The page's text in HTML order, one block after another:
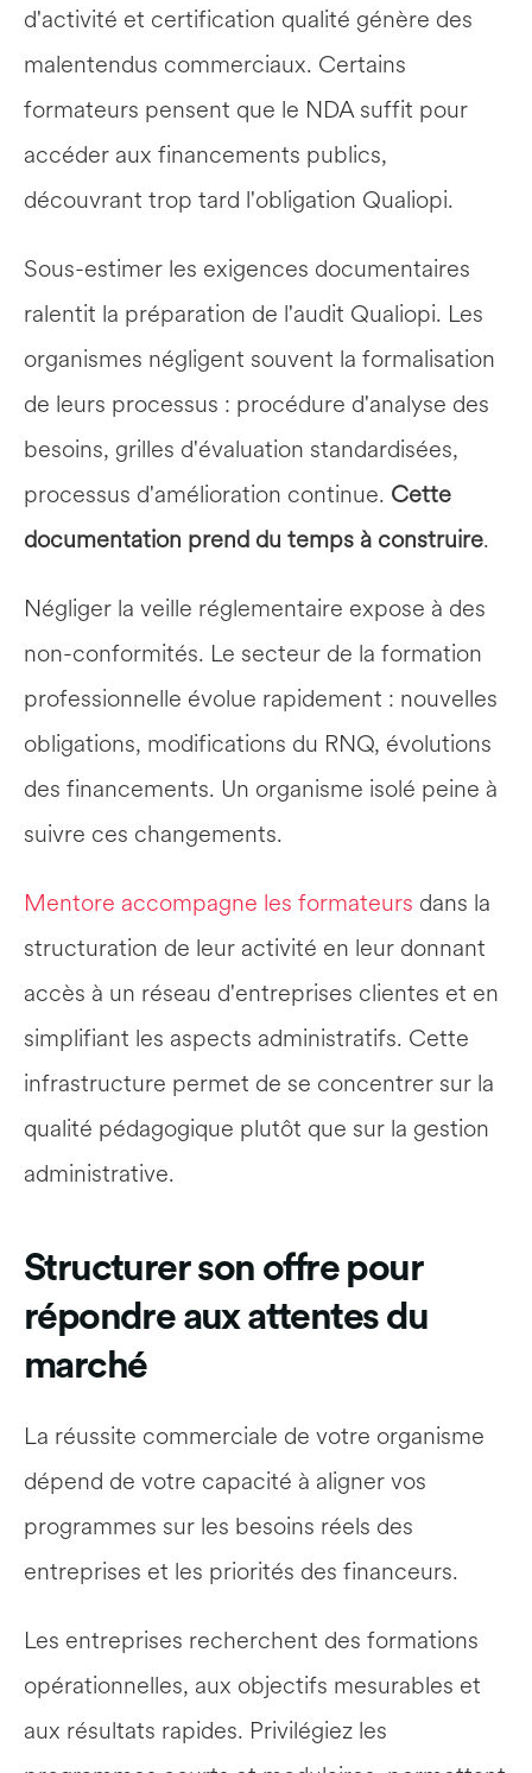
d'activité et certification qualité génère des
malentendus commerciaux. Certains
formateurs pensent que le NDA suffit pour
accéder aux financements publics,
découvrant trop tard l'obligation Qualiopi.
Sous-estimer les exigences documentaires
ralentit la préparation de l'audit Qualiopi. Les
organismes négligent souvent la formalisation
de leurs processus : procédure d'analyse des
besoins, grilles d'évaluation standardisées,
processus d'amélioration continue. Cette
documentation prend du temps à construire.
Négliger la veille réglementaire expose à des
non-conformités. Le secteur de la formation
professionnelle évolue rapidement : nouvelles
obligations, modifications du RNQ, évolutions
des financements. Un organisme isolé peine à
suivre ces changements.
Mentore accompagne les formateurs dans la
structuration de leur activité en leur donnant
accès à un réseau d'entreprises clientes et en
simplifiant les aspects administratifs. Cette
infrastructure permet de se concentrer sur la
qualité pédagogique plutôt que sur la gestion
administrative.
Structurer son offre pour
répondre aux attentes du
marché
La réussite commerciale de votre organisme
dépend de votre capacité à aligner vos
programmes sur les besoins réels des
entreprises et les priorités des financeurs.
Les entreprises recherchent des formations
opérationnelles, aux objectifs mesurables et
aux résultats rapides. Privilégiez les